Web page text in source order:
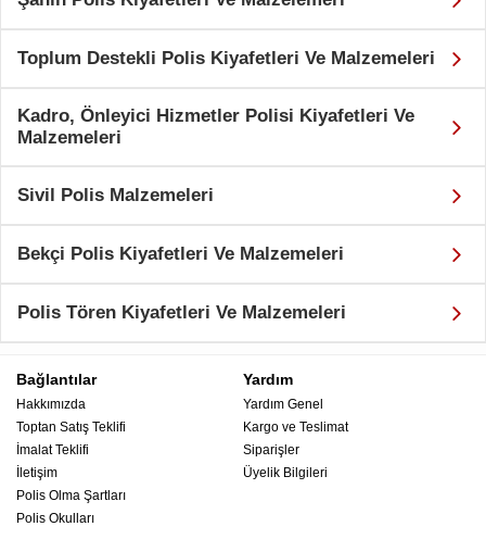
Toplum Destekli Polis Kiyafetleri Ve Malzemeleri
Kadro, Önleyici Hizmetler Polisi Kiyafetleri Ve
Malzemeleri
Sivil Polis Malzemeleri
Bekçi Polis Kiyafetleri Ve Malzemeleri
Polis Tören Kiyafetleri Ve Malzemeleri
Bağlantılar
Hakkımızda
Toptan Satış Teklifi
İmalat Teklifi
İletişim
Polis Olma Şartları
Polis Okulları
Yardım
Yardım Genel
Kargo ve Teslimat
Siparişler
Üyelik Bilgileri